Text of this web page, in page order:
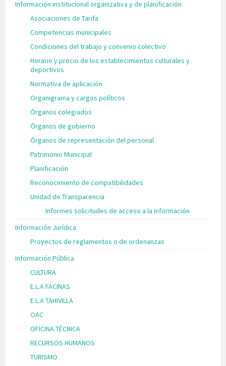
Información institucional organizativa y de planificación
Asociaciones de Tarifa
Competencias municipales
Condiciones del trabajo y convenio colectivo
Horario y precio de los establecimientos culturales y
deportivos
Normativa de aplicación
Organigrama y cargos políticos
Órganos colegiados
Órganos de gobierno
Órganos de representación del personal
Patrimonio Municipal
Planificación
Reconocimiento de compatibilidades
Unidad de Transparencia
Informes solicitudes de acceso a la información
Información Jurídica
Proyectos de reglamentos o de ordenanzas
Información Pública
CULTURA
E.L.A FACINAS
E.L.A TAHIVILLA
OAC
OFICINA TÉCNICA
RECURSOS HUMANOS
TURISMO